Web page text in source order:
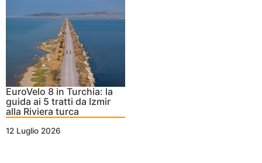
EuroVelo 8 in Turchia: la
guida ai 5 tratti da Izmir
alla Riviera turca
12 Luglio 2026